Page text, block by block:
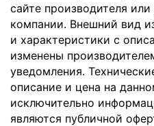
сайте производителя
компании. Внешний вид
и характеристики с
изменены
уведомления.
описание и цена на
исключительно
являются публичной